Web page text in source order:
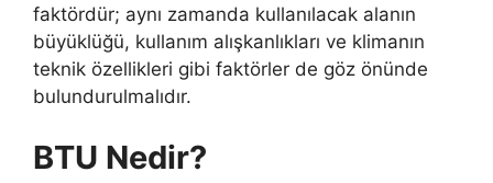
faktördür; aynı zamanda kullanılacak alanın
büyüklüğü, kullanım alışkanlıkları ve klimanın
teknik özellikleri gibi faktörler de göz önünde
bulundurulmalıdır.
BTU Nedir?